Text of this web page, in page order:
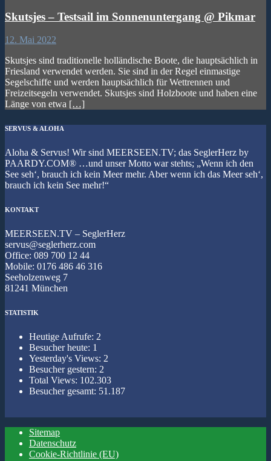
Skutsjes – Testsail im Sonnenuntergang @ Pikmar
12. Mai 2022
Skutsjes sind traditionelle holländische Boote, die hauptsächlich in
Friesland verwendet werden. Sie sind in der Regel einmastige
Segelschiffe und werden hauptsächlich für Wettrennen und
Freizeitsegeln verwendet. Skutsjes sind Holzboote und haben eine
Länge von etwa […]
SERVUS & ALOHA
Aloha & Servus! Wir sind MEERSEEN.TV; das SeglerHerz by
PAARDY.COM® …und unser Motto war stehts; „Wenn ich den
See seh‘, brauch ich kein Meer mehr. Aber wenn ich das Meer seh‘,
brauch ich kein See mehr!“
KONTAKT
MEERSEEN.TV – SeglerHerz
servus@seglerherz.com
Office: 089 700 12 44
Mobile: 0176 486 46 316
Seeholzenweg 7
81241 München
STATISTIK
Heutige Aufrufe: 2
Besucher heute: 1
Yesterday's Views: 2
Besucher gestern: 2
Total Views: 102.303
Besucher gesamt: 51.187
Sitemap
Datenschutz
Cookie-Richtlinie (EU)